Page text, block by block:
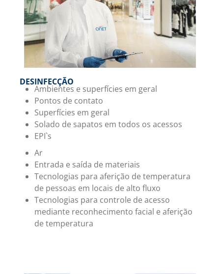
DESINFECÇÃO
Ambientes e superfícies em geral
Pontos de contato
Superfícies em geral
Solado de sapatos em todos os acessos
EPI`s
Ar
Entrada e saída de materiais
Tecnologias para aferição de temperatura
de pessoas em locais de alto fluxo
Tecnologias para controle de acesso
mediante reconhecimento facial e aferição
de temperatura